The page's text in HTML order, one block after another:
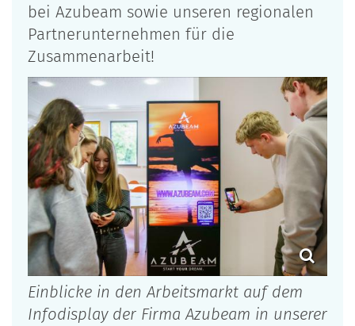
bei Azubeam sowie unseren regionalen
Partnerunternehmen für die
Zusammenarbeit!
Einblicke in den Arbeitsmarkt auf dem
Infodisplay der Firma Azubeam in unserer